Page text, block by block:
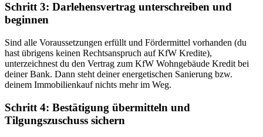
Schritt 3: Darlehensvertrag unterschreiben und
beginnen
Sind alle Voraussetzungen erfüllt und Fördermittel vorhanden (du
hast übrigens keinen Rechtsanspruch auf KfW Kredite),
unterzeichnest du den Vertrag zum KfW Wohngebäude Kredit bei
deiner Bank. Dann steht deiner energetischen Sanierung bzw.
deinem Immobilienkauf nichts mehr im Weg.
Schritt 4: Bestätigung übermitteln und
Tilgungszuschuss sichern